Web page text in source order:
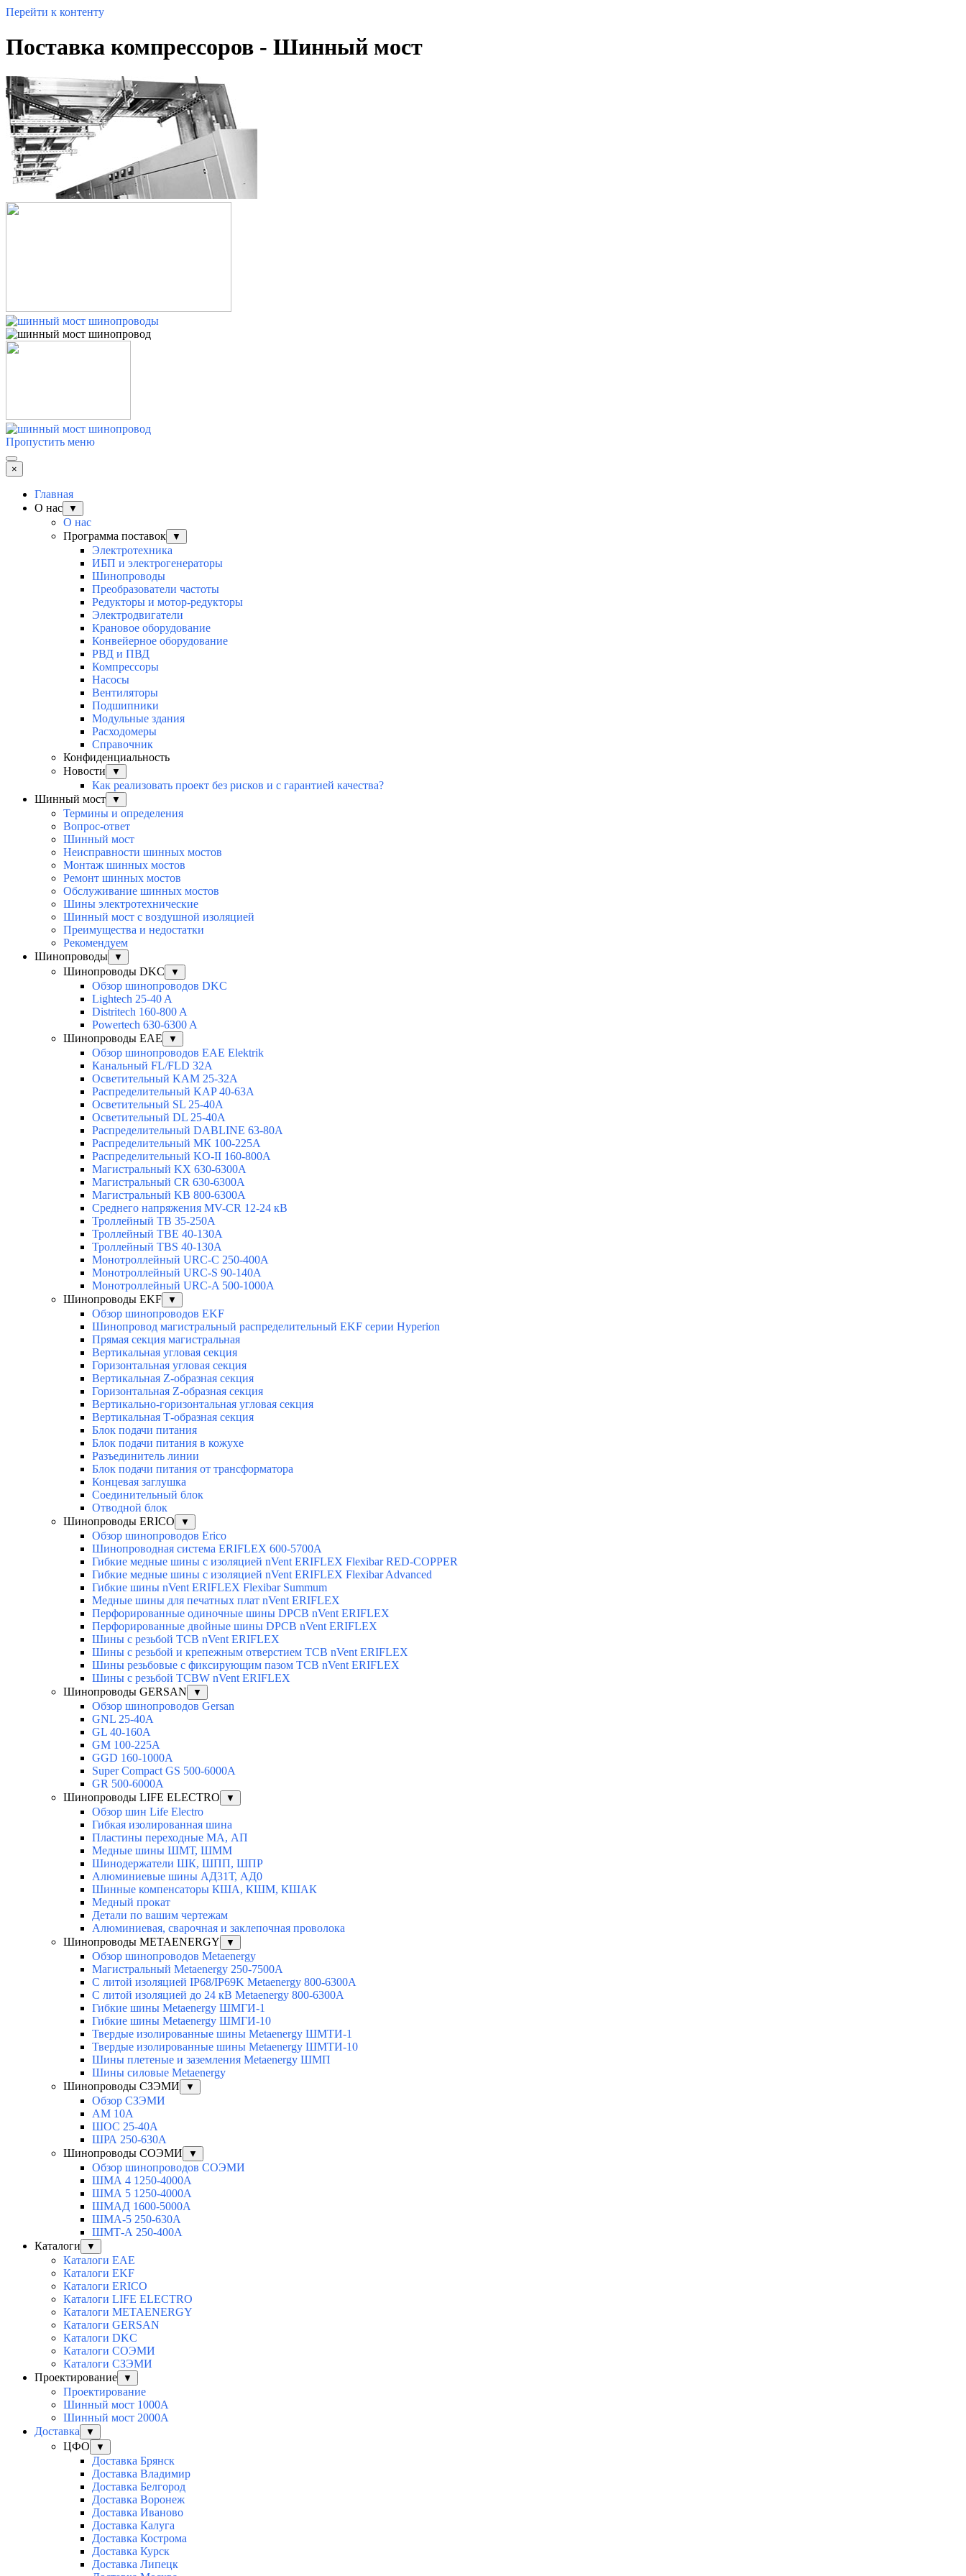
Перейти к контенту
Поставка компрессоров - Шинный мост
Пропустить меню
×
Главная
О нас
▼
О нас
Программа поставок
▼
Электротехника
ИБП и электрогенераторы
Шинопроводы
Преобразователи частоты
Редукторы и мотор-редукторы
Электродвигатели
Крановое оборудование
Конвейерное оборудование
РВД и ПВД
Компрессоры
Насосы
Вентиляторы
Подшипники
Модульные здания
Расходомеры
Справочник
Конфиденциальность
Новости
▼
Как реализовать проект без рисков и с гарантией качества?
Шинный мост
▼
Термины и определения
Вопрос-ответ
Шинный мост
Неисправности шинных мостов
Монтаж шинных мостов
Ремонт шинных мостов
Обслуживание шинных мостов
Шины электротехнические
Шинный мост с воздушной изоляцией
Преимущества и недостатки
Рекомендуем
Шинопроводы
▼
Шинопроводы DKC ▼
Обзор шинопроводов DKC
Lightech 25-40 A
Distritech 160-800 A
Powertech 630-6300 A
Шинопроводы EAE
▼
Обзор шинопроводов EAE Elektrik
Канальный FL/FLD 32A
Осветительный KAM 25-32А
Распределительный KAP 40-63A
Осветительный SL 25-40А
Осветительный DL 25-40А
Распределительный DABLINE 63-80A
Распределительный МК 100-225А
Распределительный KO-II 160-800А
Магистральный KX 630-6300А
Магистральный CR 630-6300А
Магистральный KB 800-6300А
Среднего напряжения MV-CR 12-24 кВ
Троллейный TB 35-250A
Троллейный TBE 40-130A
Троллейный TBS 40-130A
Монотроллейный URC-C 250-400A
Монотроллейный URC-S 90-140A
Монотроллейный URC-A 500-1000A
Шинопроводы EKF
▼
Обзор шинопроводов EKF
Шинопровод магистральный распределительный EKF серии Hyperion
Прямая секция магистральная
Вертикальная угловая секция
Горизонтальная угловая секция
Вертикальная Z-образная секция
Горизонтальная Z-образная секция
Вертикально-горизонтальная угловая секция
Вертикальная Т-образная секция
Блок подачи питания
Блок подачи питания в кожухе
Разъединитель линии
Блок подачи питания от трансформатора
Концевая заглушка
Соединительный блок
Отводной блок
Шинопроводы ERICO
▼
Обзор шинопроводов Erico
Шинопроводная система ERIFLEX 600-5700A
Гибкие медные шины с изоляцией nVent ERIFLEX Flexibar RED-COPPER
Гибкие медные шины с изоляцией nVent ERIFLEX Flexibar Advanced
Гибкие шины nVent ERIFLEX Flexibar Summum
Медные шины для печатных плат nVent ERIFLEX
Перфорированные одиночные шины DPCB nVent ERIFLEX
Перфорированные двойные шины DPCB nVent ERIFLEX
Шины с резьбой TCB nVent ERIFLEX
Шины с резьбой и крепежным отверстием TCB nVent ERIFLEX
Шины резьбовые с фиксирующим пазом TCB nVent ERIFLEX
Шины с резьбой TCBW nVent ERIFLEX
Шинопроводы GERSAN
▼
Обзор шинопроводов Gersan
GNL 25-40A
GL 40-160A
GM 100-225A
GGD 160-1000A
Super Compact GS 500-6000A
GR 500-6000A
Шинопроводы LIFE ELECTRO
▼
Обзор шин Life Electro
Гибкая изолированная шина
Пластины переходные МА, АП
Медные шины ШМТ, ШММ
Шинодержатели ШК, ШПП, ШПР
Алюминиевые шины АД31Т, АД0
Шинные компенсаторы КША, КШМ, КШАК
Медный прокат
Детали по вашим чертежам
Алюминиевая, cварочная и заклепочная проволока
Шинопроводы METAENERGY
▼
Обзор шинопроводов Metaenergy
Магистральный Metaenergy 250-7500A
С литой изоляцией IP68/IP69K Metaenergy 800-6300A
С литой изоляцией до 24 кВ Metaenergy 800-6300A
Гибкие шины Metaenergy ШМГИ-1
Гибкие шины Metaenergy ШМГИ-10
Твердые изолированные шины Metaenergy ШМТИ-1
Твердые изолированные шины Metaenergy ШМТИ-10
Шины плетеные и заземления Metaenergy ШМП
Шины силовые Metaenergy
Шинопроводы СЗЭМИ
▼
Обзор СЗЭМИ
АМ 10А
ШОС 25-40А
ШРА 250-630А
Шинопроводы СОЭМИ
▼
Обзор шинопроводов СОЭМИ
ШМА 4 1250-4000А
ШМА 5 1250-4000А
ШМАД 1600-5000А
ШМА-5 250-630А
ШМТ-А 250-400А
Каталоги
▼
Каталоги EAE
Каталоги EKF
Каталоги ERICO
Каталоги LIFE ELECTRO
Каталоги METAENERGY
Каталоги GERSAN
Каталоги DKC
Каталоги СОЭМИ
Каталоги СЗЭМИ
Проектирование
▼
Проектирование
Шинный мост 1000А
Шинный мост 2000А
Доставка
▼
ЦФО ▼
Доставка Брянск
Доставка Владимир
Доставка Белгород
Доставка Воронеж
Доставка Иваново
Доставка Калуга
Доставка Кострома
Доставка Курск
Доставка Липецк